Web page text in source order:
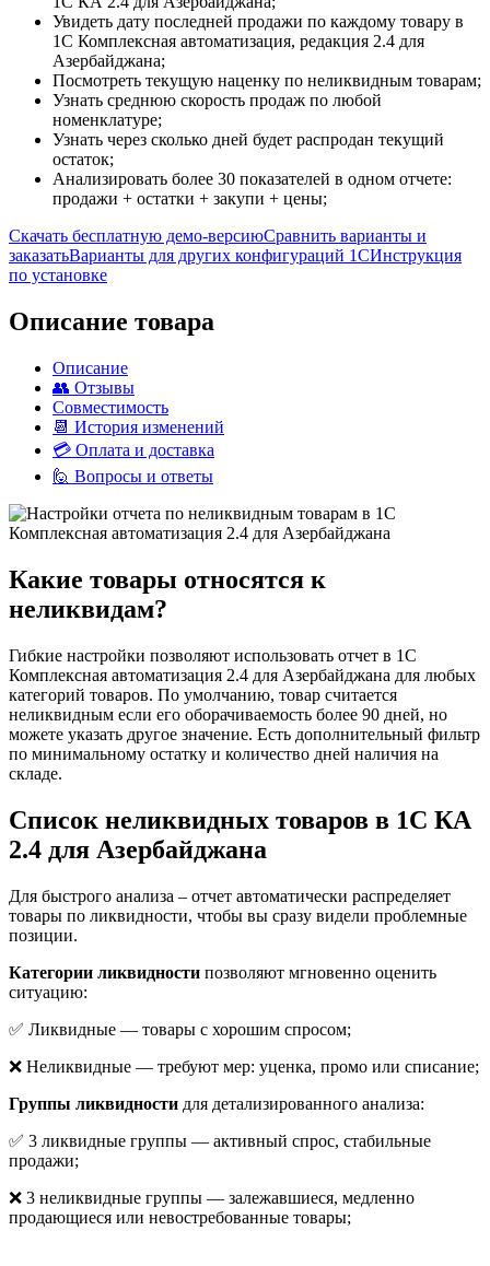
Увидеть дату последней продажи по каждому товару в
1С Комплексная автоматизация, редакция 2.4 для
Азербайджана;
Посмотреть текущую наценку по неликвидным товарам;
Узнать среднюю скорость продаж по любой
номенклатуре;
Узнать через сколько дней будет распродан текущий
остаток;
Анализировать более 30 показателей в одном отчете:
продажи + остатки + закупи + цены;
Скачать бесплатную демо-версиюСравнить варианты и
заказатьВарианты для других конфигураций 1СИнструкция
по установке
Описание товара
Описание
👥 Отзывы
Совместимость
📆 История изменений
💳 Оплата и доставка
🙋 Вопросы и ответы
Какие товары относятся к
неликвидам?
Гибкие настройки позволяют использовать отчет в 1С
Комплексная автоматизация 2.4 для Азербайджана для любых
категорий товаров. По умолчанию, товар считается
неликвидным если его оборачиваемость более 90 дней, но
можете указать другое значение. Есть дополнительный фильтр
по минимальному остатку и количество дней наличия на
складе.
Список неликвидных товаров в 1С КА
2.4 для Азербайджана
Для быстрого анализа – отчет автоматически распределяет
товары по ликвидности, чтобы вы сразу видели проблемные
позиции.
Категории ликвидности позволяют мгновенно оценить
ситуацию:
✅ Ликвидные — товары с хорошим спросом;
❌ Неликвидные — требуют мер: уценка, промо или списание;
Группы ликвидности для детализированного анализа:
✅ 3 ликвидные группы — активный спрос, стабильные
продажи;
❌ 3 неликвидные группы — залежавшиеся, медленно
продающиеся или невостребованные товары;